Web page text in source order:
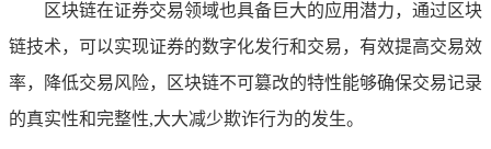
区块链在证券交易领域也具备巨大的应用潜力，通过区块
链技术，可以实现证券的数字化发行和交易，有效提高交易效
率，降低交易风险，区块链不可篡改的特性能够确保交易记录
的真实性和完整性,大大减少欺诈行为的发生。